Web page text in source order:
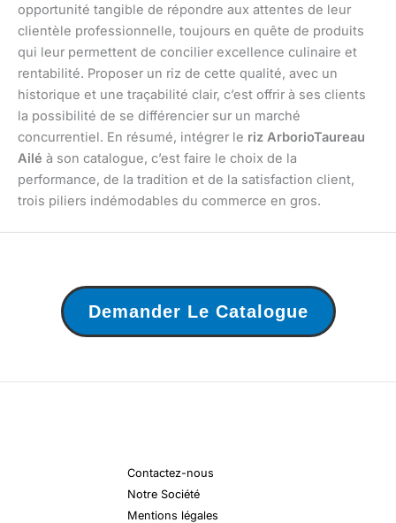
opportunité tangible de répondre aux attentes de leur
clientèle professionnelle, toujours en quête de produits
qui leur permettent de concilier excellence culinaire et
rentabilité. Proposer un riz de cette qualité, avec un
historique et une traçabilité clair, c’est offrir à ses clients
la possibilité de se différencier sur un marché
concurrentiel. En résumé, intégrer le riz ArborioTaureau
Ailé à son catalogue, c’est faire le choix de la
performance, de la tradition et de la satisfaction client,
trois piliers indémodables du commerce en gros.
Demander Le Catalogue
Contactez-nous
Notre Société
Mentions légales